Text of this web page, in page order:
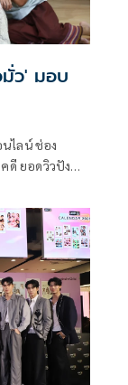
ว' มอบ
ไลน์ ช่อง
ดี ยอดวิวปัง
มสุข
ให้เข้าถึงผู้